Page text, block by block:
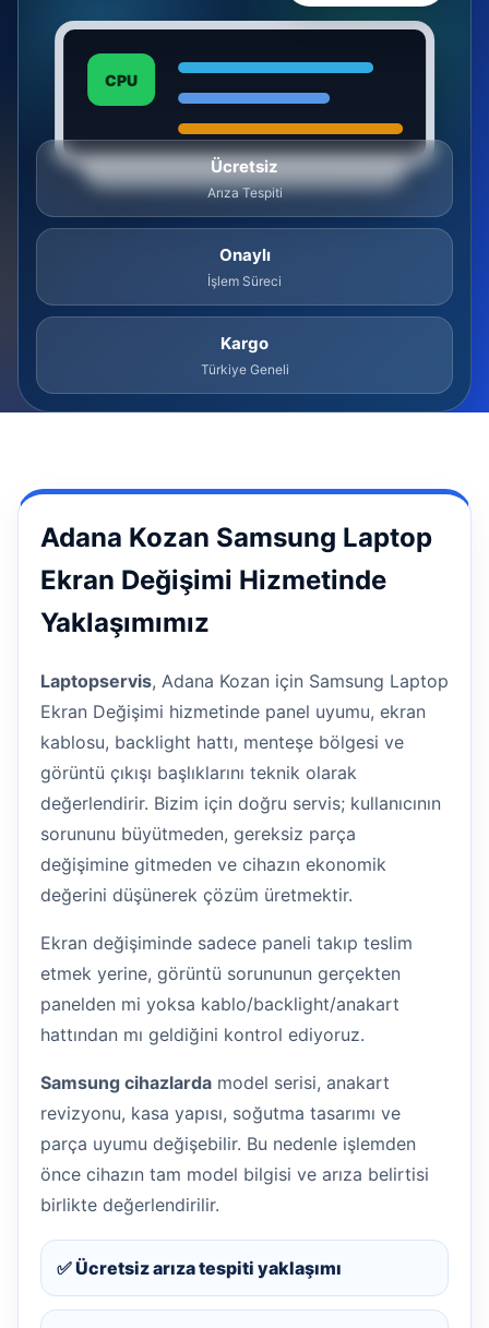
CPU
Ücretsiz
Arıza Tespiti
Onaylı
İşlem Süreci
Kargo
Türkiye Geneli
Adana Kozan Samsung Laptop
Ekran Değişimi Hizmetinde
Yaklaşımımız
Laptopservis, Adana Kozan için Samsung Laptop
Ekran Değişimi hizmetinde panel uyumu, ekran
kablosu, backlight hattı, menteşe bölgesi ve
görüntü çıkışı başlıklarını teknik olarak
değerlendirir. Bizim için doğru servis; kullanıcının
sorununu büyütmeden, gereksiz parça
değişimine gitmeden ve cihazın ekonomik
değerini düşünerek çözüm üretmektir.
Ekran değişiminde sadece paneli takıp teslim
etmek yerine, görüntü sorununun gerçekten
panelden mi yoksa kablo/backlight/anakart
hattından mı geldiğini kontrol ediyoruz.
Samsung cihazlarda model serisi, anakart
revizyonu, kasa yapısı, soğutma tasarımı ve
parça uyumu değişebilir. Bu nedenle işlemden
önce cihazın tam model bilgisi ve arıza belirtisi
birlikte değerlendirilir.
✅ Ücretsiz arıza tespiti yaklaşımı